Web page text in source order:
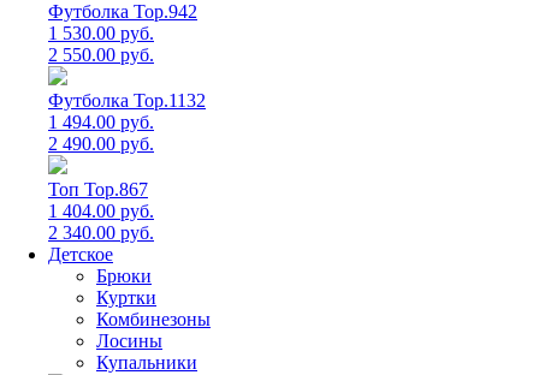
Футболка Top.942
1 530.00 руб.
2 550.00 руб.
Футболка Top.1132
1 494.00 руб.
2 490.00 руб.
Топ Top.867
1 404.00 руб.
2 340.00 руб.
Детское
Брюки
Куртки
Комбинезоны
Лосины
Купальники